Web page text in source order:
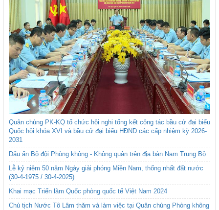
Quân chủng PK-KQ tổ chức hội nghị tổng kết công tác bầu cử đại biểu
Quốc hội khóa XVI và bầu cử đại biểu HĐND các cấp nhiệm kỳ 2026-
2031
Dấu ấn Bộ đội Phòng không - Không quân trên địa bàn Nam Trung Bộ
Lễ kỷ niệm 50 năm Ngày giải phóng Miền Nam, thống nhất đất nước
(30-4-1975 / 30-4-2025)
Khai mạc Triển lãm Quốc phòng quốc tế Việt Nam 2024
Chủ tịch Nước Tô Lâm thăm và làm việc tại Quân chủng Phòng không